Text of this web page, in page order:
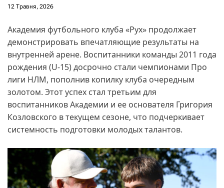
12 Травня, 2026
Академия футбольного клуба «Рух» продолжает
демонстрировать впечатляющие результаты на
внутренней арене. Воспитанники команды 2011 года
рождения (U-15) досрочно стали чемпионами Про
лиги НЛМ, пополнив копилку клуба очередным
золотом. Этот успех стал третьим для
воспитанников Академии и ее основателя Григория
Козловского в текущем сезоне, что подчеркивает
системность подготовки молодых талантов.